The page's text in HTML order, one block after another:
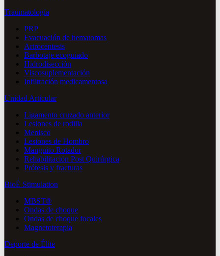
Traumatología
PRP
Evacuación de hematomas
Artrocentesis
Barbotaje ecoguiado
Hidrodisección
Viscosuplementación
Infiltración medicamentosa
Unidad Articular
Ligamento cruzado anterior
Lesiones de rodilla
Menisco
Lesiones de Hombro
Manguito Rotador
Rehabilitación Post Quirúrgica
Prótesis y fracturas
BioÉ Stimulation
MBST®
Ondas de choque
Ondas de choque focales
Magnetoterapia
Deporte de Élite